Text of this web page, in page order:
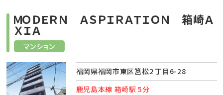
マンション
ＭＯＤＥＲＮ ＡＳＰＩＲＡＴＩＯＮ 箱崎Ａ
ＸＩＡ
福岡県福岡市東区筥松２丁目6-28
鹿児島本線 箱崎駅 5分